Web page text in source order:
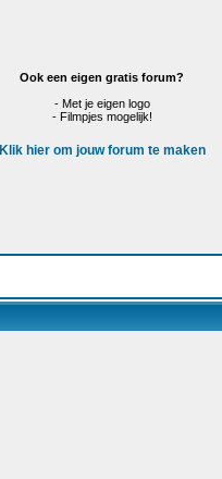
Ook een eigen gratis forum?
- Met je eigen logo
- Filmpjes mogelijk!
Klik hier om jouw forum te maken